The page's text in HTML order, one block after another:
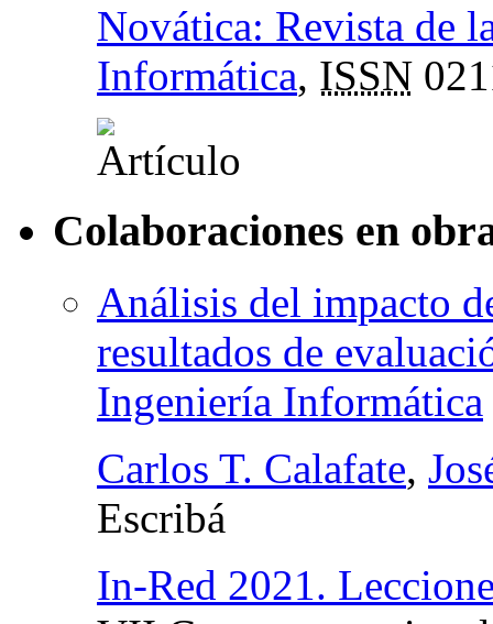
Novática: Revista de
Informática, ISSN
Colaboraciones en
Análisis del impacto
resultados de
Ingeniería Informática
Carlos T. Calafate,
Escribá
In-Red 2021.